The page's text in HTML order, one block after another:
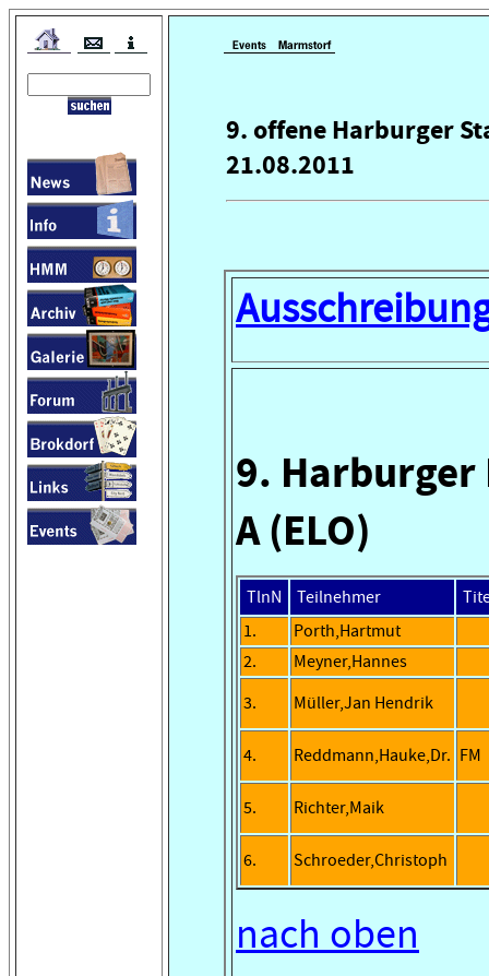
9. offene Harburger
21.08.2011
9.
A (ELO)
TlnN Teilnehmer
1.
Porth,Hartmut
2.
Meyner,Hannes
3.
Müller,Jan Hendrik
4. Reddmann,Hauke,Dr. FM
5. Richter,Maik
6. Schroeder,Christoph
nach oben